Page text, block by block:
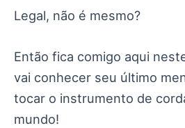
Legal, não é mesmo?
Então fica comigo aqui
vai conhecer seu último
tocar o instrumento de
mundo!